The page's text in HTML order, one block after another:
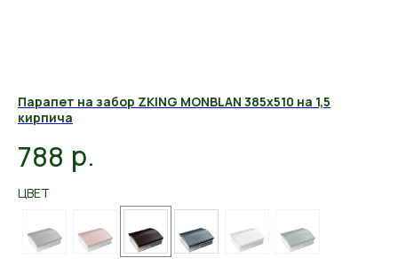
Парапет на забор ZKING MONBLAN 385х510 на 1,5
кирпича
788 р.
ЦВЕТ